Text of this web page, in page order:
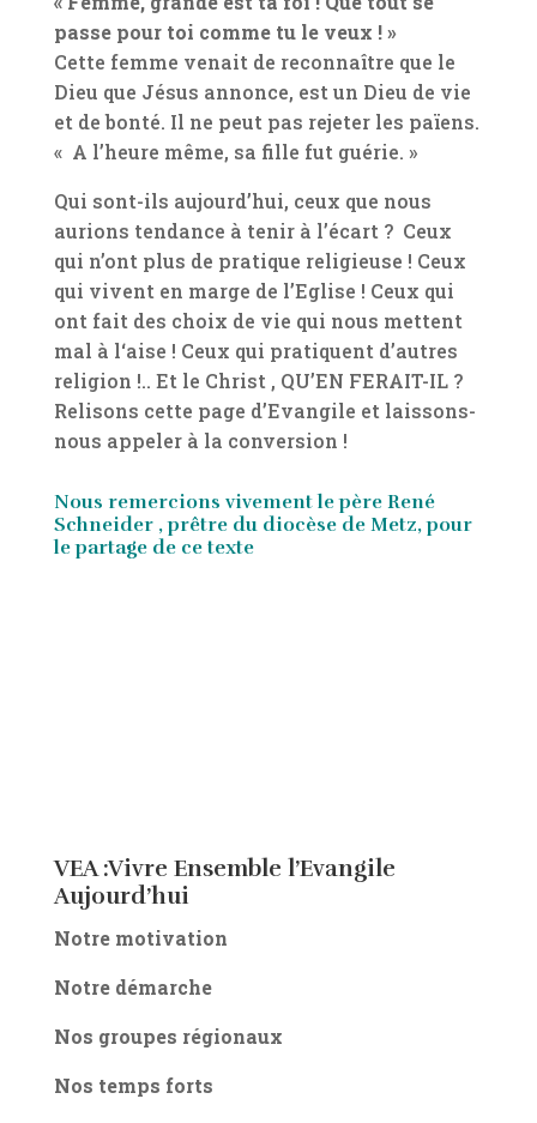
passe pour toi comme tu le veux ! »
Cette femme venait de reconnaître que le
Dieu que Jésus annonce, est un Dieu de vie
et de bonté. Il ne peut pas rejeter les païens.
« A l’heure même, sa fille fut guérie. »
Qui sont-ils aujourd’hui, ceux que nous
aurions tendance à tenir à l’écart ? Ceux
qui n’ont plus de pratique religieuse ! Ceux
qui vivent en marge de l’Eglise ! Ceux qui
ont fait des choix de vie qui nous mettent
mal à l‘aise ! Ceux qui pratiquent d’autres
religion !.. Et le Christ , QU’EN FERAIT-IL ?
Relisons cette page d’Evangile et laissons-
nous appeler à la conversion !
Nous remercions vivement le père René
Schneider , prêtre du diocèse de Metz, pour
le partage de ce texte
VEA :Vivre Ensemble l’Evangile
Aujourd’hui
Notre motivation
Notre démarche
Nos groupes régionaux
Nos temps forts